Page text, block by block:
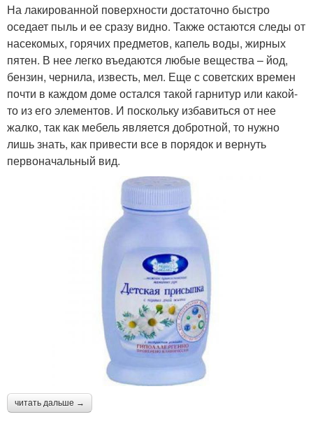
На лакированной поверхности достаточно быстро
оседает пыль и ее сразу видно. Также остаются следы от
насекомых, горячих предметов, капель воды, жирных
пятен. В нее легко въедаются любые вещества – йод,
бензин, чернила, известь, мел. Еще с советских времен
почти в каждом доме остался такой гарнитур или какой-
то из его элементов. И поскольку избавиться от нее
жалко, так как мебель является добротной, то нужно
лишь знать, как привести все в порядок и вернуть
первоначальный вид.
читать дальше →